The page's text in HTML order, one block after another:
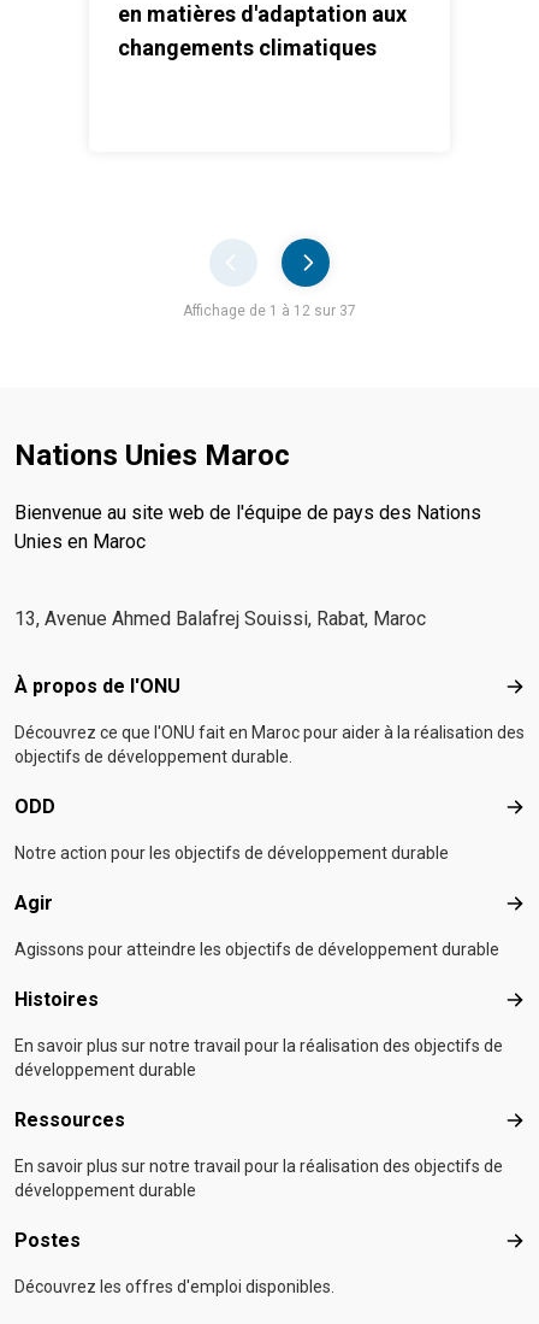
en matières d'adaptation aux
changements climatiques
Affichage de 1 à 12 sur 37
Nations Unies Maroc
Bienvenue au site web de l'équipe de pays des Nations
Unies en Maroc
13, Avenue Ahmed Balafrej Souissi, Rabat, Maroc
Footer menu
À propos de l'ONU À
Découvrez ce que l'ONU fait en Maroc pour aider à la réalisation des
objectifs de développement durable.
ODD
Notre action pour les objectifs de développement durable
Agir Agir
Agissons pour atteindre les objectifs de développement durable
Histoires
En savoir plus sur notre travail pour la réalisation des objectifs de
développement durable
Ressources
En savoir plus sur notre travail pour la réalisation des objectifs de
développement durable
Postes
Découvrez les offres d'emploi disponibles.